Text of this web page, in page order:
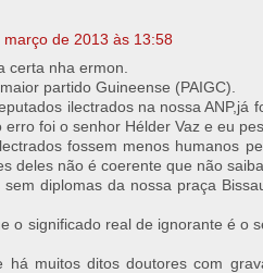
março de 2013 às 13:58
certa nha ermon.
partido Guineense (PAIGC).
ilectrados na nossa ANP,já
foi o senhor Hélder Vaz e eu
fossem menos humanos
deles não é coerente que não
sem diplomas da nossa praça
o significado real de ignorante é o
há muitos ditos doutores com